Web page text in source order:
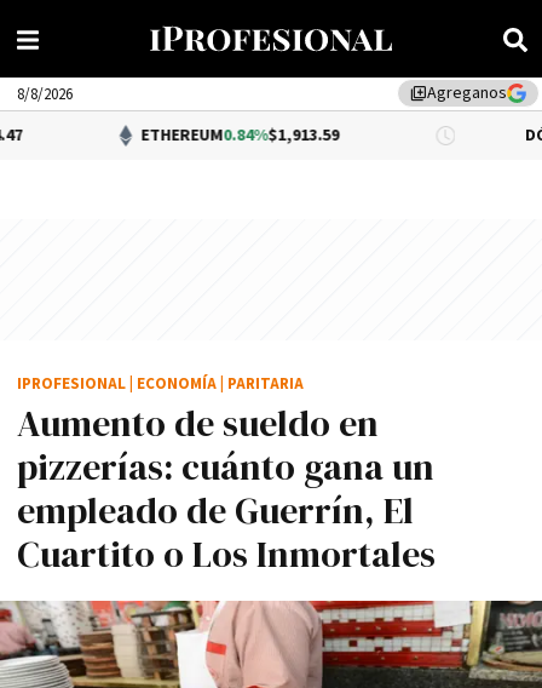
library_addAgreganos
8/8/2026
0.84%$1,913.59 DÓLAR BNA
Aumento de sueldo en
pizzerías: cuánto gana un
empleado de Guerrín, El
Cuartito o Los Inmortales
IPROFESIONAL ECONOMÍA PARITARIA